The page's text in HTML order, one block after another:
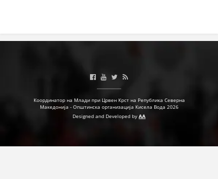
СТРАТЕГИИ
ЕДУКАТИВНО ИНФОРМАТИВНИ МАТЕРИЈАЛИ
БРОШУРИ
Координатор на Млади при Црвен Крст на Република Северна
Македонија - Општинска организација Кисела Вода 2026
Designed and Developed by AA